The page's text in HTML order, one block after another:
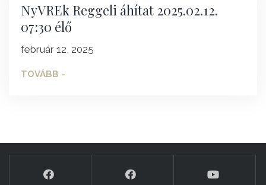
NyVREk Reggeli áhítat 2025.02.12.
07:30 élő
február 12, 2025
TOVÁBB -